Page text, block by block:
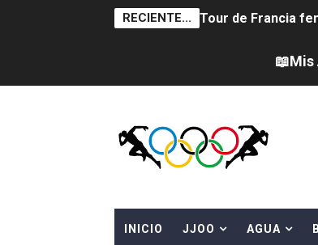
RECIENTE... Tour de Francia
Women's Pro
Campeonato de
Campeonato de
Campeonato de
Canadá Open 2026
INICIO JJOO AGUA